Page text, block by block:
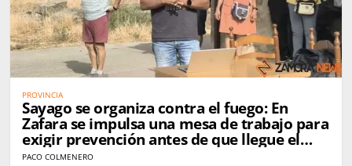
PROVINCIA
Sayago se organiza contra el fuego: En
Zafara se impulsa una mesa de trabajo para
exigir prevención antes de que llegue el
próximo incendio
PACO COLMENERO